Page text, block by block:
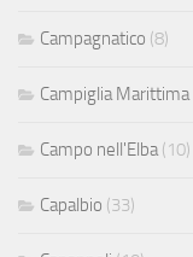
Campagnatico (8)
Campiglia Marittima
Campo nell'Elba (10)
Capalbio (33)